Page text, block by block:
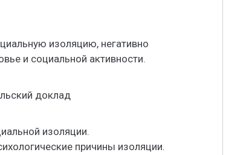
изоляцию, негативно
и социальной активности.
доклад
изоляции.
причины изоляции.